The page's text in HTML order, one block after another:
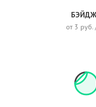
от 3 руб.